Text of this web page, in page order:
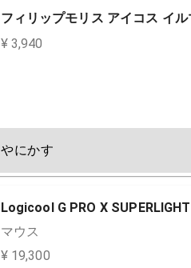
フィリップモリス アイコス イ
¥ 3,940
やにかす
Logicool G PRO X SUPERLIGHT
マウス
¥ 19,300